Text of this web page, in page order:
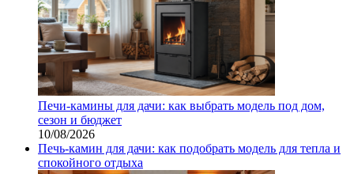
Печи-камины для дачи: как выбрать модель под дом,
сезон и бюджет
10/08/2026
Печь-камин для дачи: как подобрать модель для тепла и
спокойного отдыха